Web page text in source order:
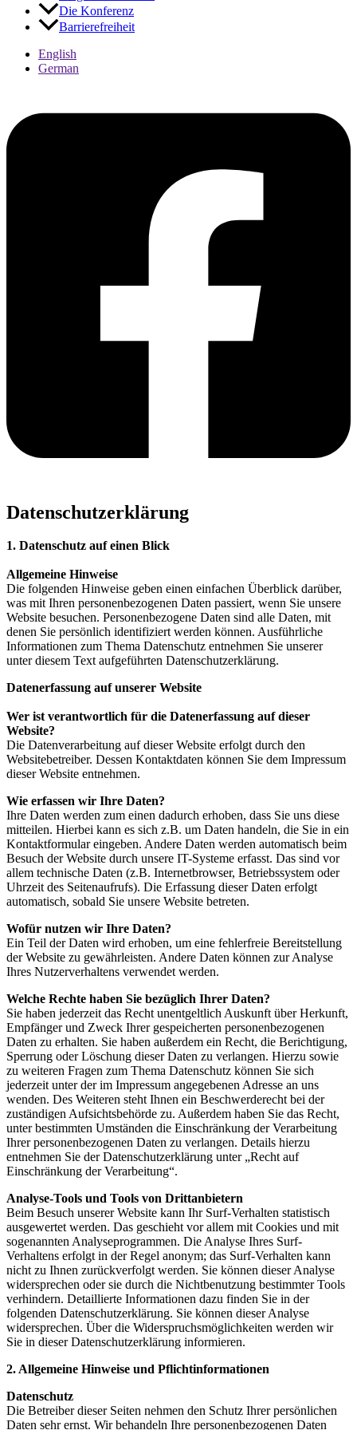
Kontraste
Die Konferenz
Barrierefreiheit
English
German
Datenschutzerklärung
1. Datenschutz auf einen Blick
Allgemeine Hinweise
Die folgenden Hinweise geben einen einfachen Überblick darüber,
was mit Ihren personenbezogenen Daten passiert, wenn Sie unsere
Website besuchen. Personenbezogene Daten sind alle Daten, mit
denen Sie persönlich identifiziert werden können. Ausführliche
Informationen zum Thema Datenschutz entnehmen Sie unserer
unter diesem Text aufgeführten Datenschutzerklärung.
Datenerfassung auf unserer Website
Wer ist verantwortlich für die Datenerfassung auf dieser
Website?
Die Datenverarbeitung auf dieser Website erfolgt durch den
Websitebetreiber. Dessen Kontaktdaten können Sie dem Impressum
dieser Website entnehmen.
Wie erfassen wir Ihre Daten?
Ihre Daten werden zum einen dadurch erhoben, dass Sie uns diese
mitteilen. Hierbei kann es sich z.B. um Daten handeln, die Sie in ein
Kontaktformular eingeben. Andere Daten werden automatisch beim
Besuch der Website durch unsere IT-Systeme erfasst. Das sind vor
allem technische Daten (z.B. Internetbrowser, Betriebssystem oder
Uhrzeit des Seitenaufrufs). Die Erfassung dieser Daten erfolgt
automatisch, sobald Sie unsere Website betreten.
Wofür nutzen wir Ihre Daten?
Ein Teil der Daten wird erhoben, um eine fehlerfreie Bereitstellung
der Website zu gewährleisten. Andere Daten können zur Analyse
Ihres Nutzerverhaltens verwendet werden.
Welche Rechte haben Sie bezüglich Ihrer Daten?
Sie haben jederzeit das Recht unentgeltlich Auskunft über Herkunft,
Empfänger und Zweck Ihrer gespeicherten personenbezogenen
Daten zu erhalten. Sie haben außerdem ein Recht, die Berichtigung,
Sperrung oder Löschung dieser Daten zu verlangen. Hierzu sowie
zu weiteren Fragen zum Thema Datenschutz können Sie sich
jederzeit unter der im Impressum angegebenen Adresse an uns
wenden. Des Weiteren steht Ihnen ein Beschwerderecht bei der
zuständigen Aufsichtsbehörde zu. Außerdem haben Sie das Recht,
unter bestimmten Umständen die Einschränkung der Verarbeitung
Ihrer personenbezogenen Daten zu verlangen. Details hierzu
entnehmen Sie der Datenschutzerklärung unter „Recht auf
Einschränkung der Verarbeitung“.
Analyse-Tools und Tools von Drittanbietern
Beim Besuch unserer Website kann Ihr Surf-Verhalten statistisch
ausgewertet werden. Das geschieht vor allem mit Cookies und mit
sogenannten Analyseprogrammen. Die Analyse Ihres Surf-
Verhaltens erfolgt in der Regel anonym; das Surf-Verhalten kann
nicht zu Ihnen zurückverfolgt werden. Sie können dieser Analyse
widersprechen oder sie durch die Nichtbenutzung bestimmter Tools
verhindern. Detaillierte Informationen dazu finden Sie in der
folgenden Datenschutzerklärung. Sie können dieser Analyse
widersprechen. Über die Widerspruchsmöglichkeiten werden wir
Sie in dieser Datenschutzerklärung informieren.
2. Allgemeine Hinweise und Pflichtinformationen
Datenschutz
Die Betreiber dieser Seiten nehmen den Schutz Ihrer persönlichen
Daten sehr ernst. Wir behandeln Ihre personenbezogenen Daten